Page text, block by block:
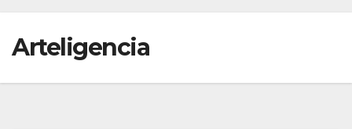
Arteligencia